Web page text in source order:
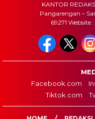
KANTOR
Pangarengan –
69271
Facebook.com
Tiktok.com